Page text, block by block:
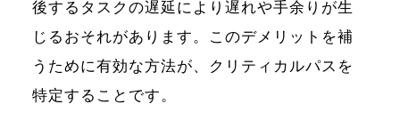
後するタスクの遅延により遅れや手余りが生
じるおそれがあります。このデメリットを補
うために有効な方法が、クリティカルパスを
特定することです。